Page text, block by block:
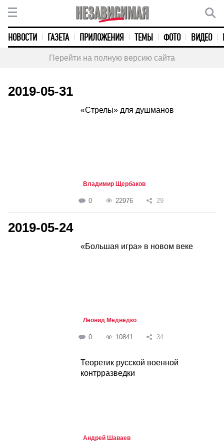
НОВОСТИ ГАЗЕТА ПРИЛОЖЕНИЯ ТЕМЫ ФОТО ВИДЕО
Перейти на полную версию сайта
2019-05-31
«Стрелы» для душманов
Владимир Щербаков
0 22976 29
2019-05-24
«Большая игра» в новом веке
Леонид Медведко
0 10841 34
Теоретик русской военной
контрразведки
Андрей Шаваев